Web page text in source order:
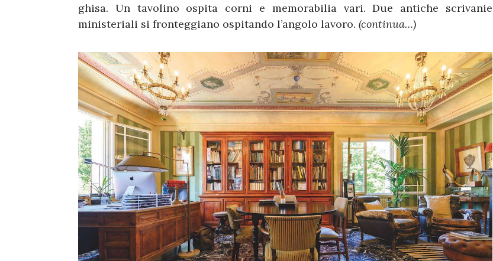
ghisa. Un tavolino ospita corni e memorabilia vari. Due antiche scrivanie
ministeriali si fronteggiano ospitando l’angolo lavoro. (continua…)